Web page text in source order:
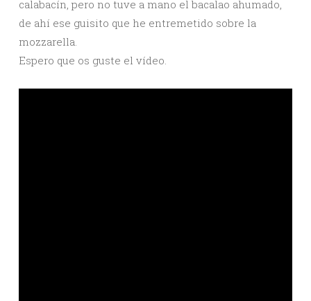
calabacín, pero no tuve a mano el bacalao ahumado,
de ahí ese guisito que he entremetido sobre la
mozzarella.
Espero que os guste el vídeo.